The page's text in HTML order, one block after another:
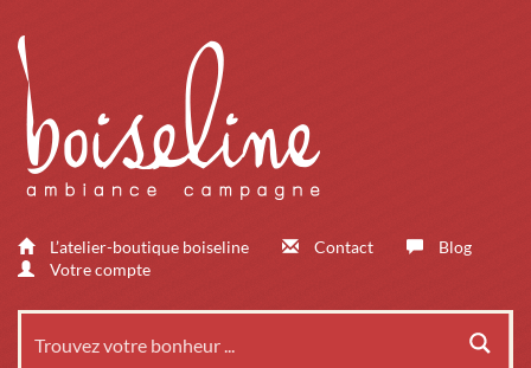
L’atelier-boutique boiseline Contact
Blog
Votre compte